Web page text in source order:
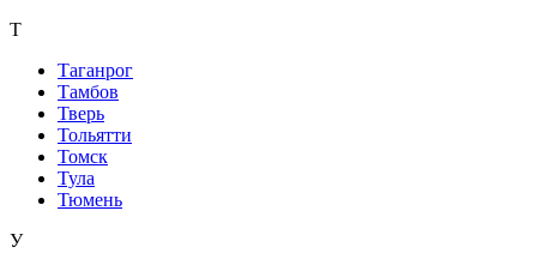
Т
Таганрог
Тамбов
Тверь
Тольятти
Томск
Тула
Тюмень
У